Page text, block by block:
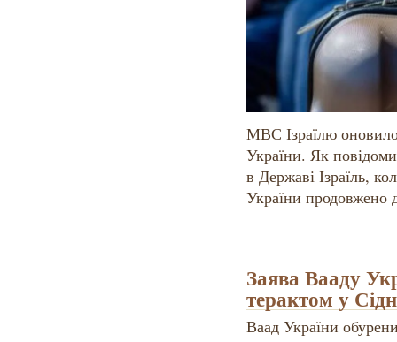
МВС Ізраїлю
України. Як
в Державі Ізраїль,
України продовжено
Заява Вааду
терактом у
Ваад України